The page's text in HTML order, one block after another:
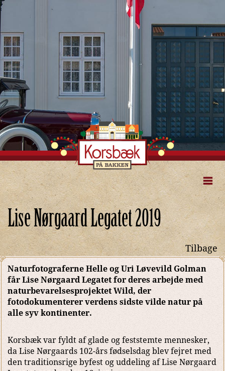
Lise Nørgaard Legatet 2019
Tilbage
Naturfotograferne Helle og Uri Løvevild Golman
får Lise Nørgaard Legatet for deres arbejde med
naturbevarelsesprojektet Wild, der
fotodokumenterer verdens sidste vilde natur på
alle syv kontinenter.
Korsbæk var fyldt af glade og feststemte mennesker,
da Lise Nørgaards 102-års fødselsdag blev fejret med
den traditionsrige byfest og uddeling af Lise Nørgaard